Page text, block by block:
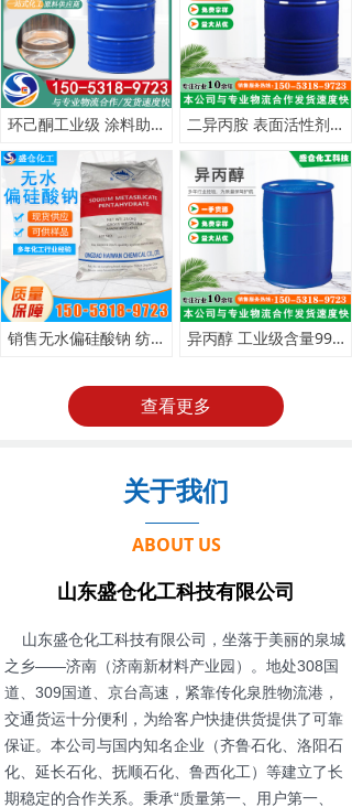
环己酮工业级 涂料助剂油漆稀释剂用 CAS108-94-1 二异丙胺 表面活性剂 工业级99.9%含量 一桶起订
销售无水偏硅酸钠 纺织用 金属清洗剂 建筑用水泥添加剂硅酸二钠 异丙醇 工业级含量99.9% 化妆品 香料专用CAS号67-63-0
查看更多
关于我们
ABOUT US
山东盛仓化工科技有限公司
山东盛仓化工科技有限公司，坐落于美丽的泉城
之乡——济南（济南新材料产业园）。地处308国
道、309国道、京台高速，紧靠传化泉胜物流港，
交通货运十分便利，为给客户快捷供货提供了可靠
保证。本公司与国内知名企业（齐鲁石化、洛阳石
化、延长石化、抚顺石化、鲁西化工）等建立了长
期稳定的合作关系。秉承“质量第一、用户第一、